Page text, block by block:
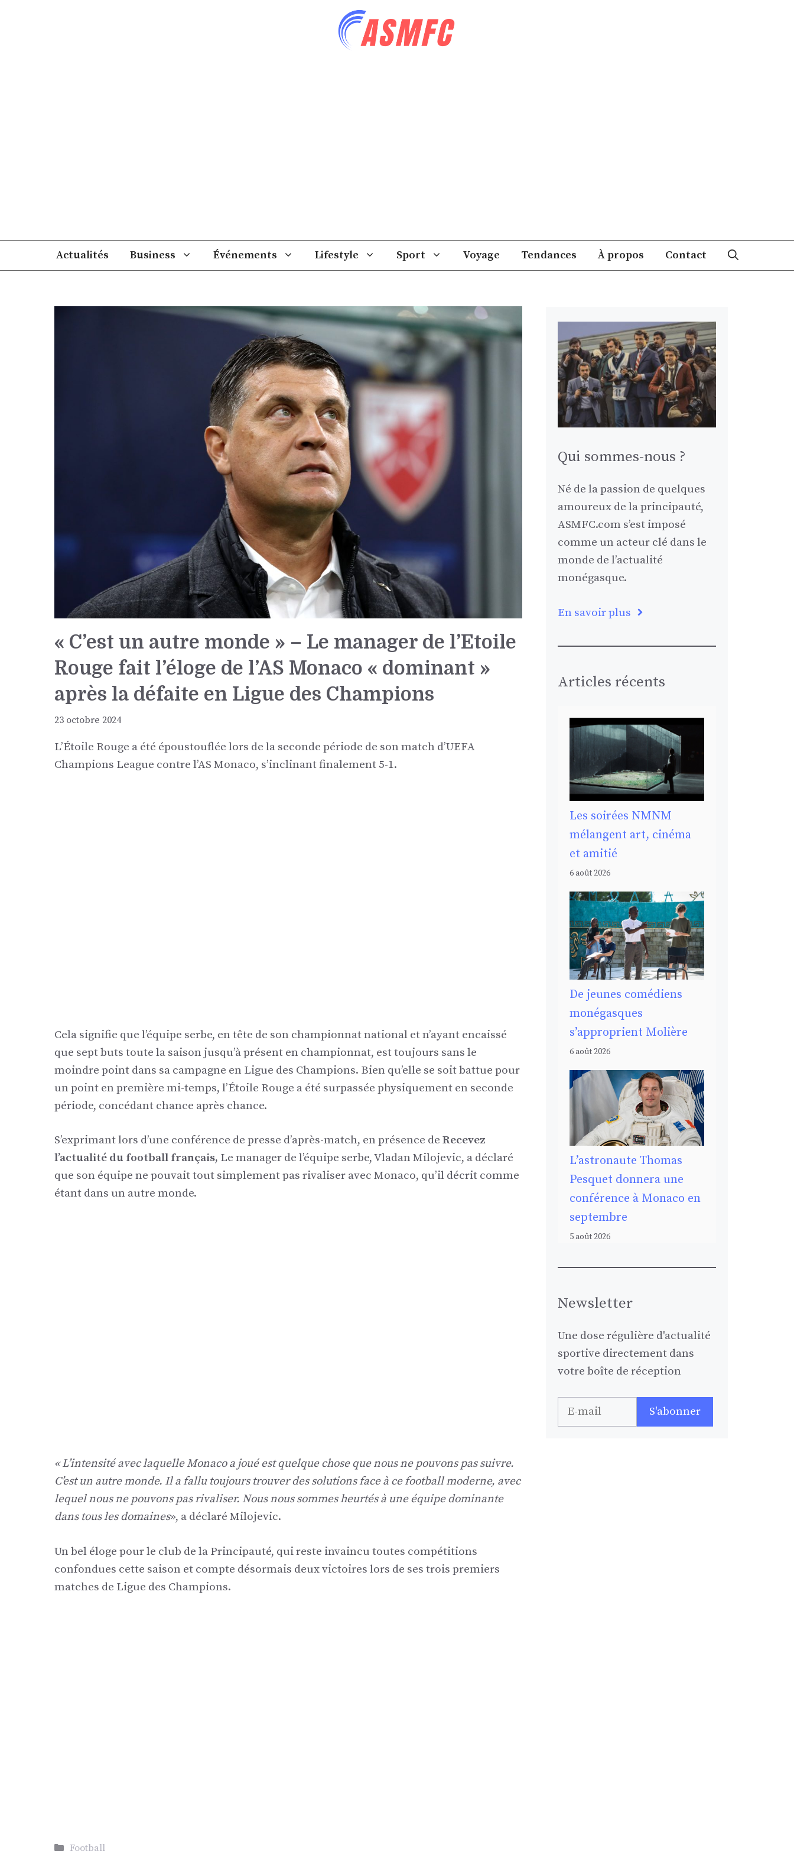
Actualités Business Événements Lifestyle Sport Voyage Tendances À propos Contact
« C’est un autre monde » – Le manager de l’Etoile
Rouge fait l’éloge de l’AS Monaco « dominant »
après la défaite en Ligue des Champions
23 octobre 2024
L’Étoile Rouge a été époustouflée lors de la seconde période de son match d’UEFA
Champions League contre l’AS Monaco, s’inclinant finalement 5-1.
Cela signifie que l’équipe serbe, en tête de son championnat national et n’ayant encaissé
que sept buts toute la saison jusqu’à présent en championnat, est toujours sans le
moindre point dans sa campagne en Ligue des Champions. Bien qu’elle se soit battue pour
un point en première mi-temps, l’Étoile Rouge a été surpassée physiquement en seconde
période, concédant chance après chance.
S’exprimant lors d’une conférence de presse d’après-match, en présence de Recevez
l’actualité du football français, Le manager de l’équipe serbe, Vladan Milojevic, a déclaré
que son équipe ne pouvait tout simplement pas rivaliser avec Monaco, qu’il décrit comme
étant dans un autre monde.
« L’intensité avec laquelle Monaco a joué est quelque chose que nous ne pouvons pas suivre.
C’est un autre monde. Il a fallu toujours trouver des solutions face à ce football moderne, avec
lequel nous ne pouvons pas rivaliser. Nous nous sommes heurtés à une équipe dominante
dans tous les domaines», a déclaré Milojevic.
Un bel éloge pour le club de la Principauté, qui reste invaincu toutes compétitions
confondues cette saison et compte désormais deux victoires lors de ses trois premiers
matches de Ligue des Champions.
Catégories
Football
Qui sommes-nous ?
Né de la passion de quelques
amoureux de la principauté,
ASMFC.com s’est imposé
comme un acteur clé dans le
monde de l’actualité
monégasque.
En savoir plus
Articles récents
Les soirées NMNM
mélangent art, cinéma
et amitié
6 août 2026
De jeunes comédiens
monégasques
s’approprient Molière
6 août 2026
L’astronaute Thomas
Pesquet donnera une
conférence à Monaco en
septembre
5 août 2026
Newsletter
Une dose régulière d'actualité
sportive directement dans
votre boîte de réception